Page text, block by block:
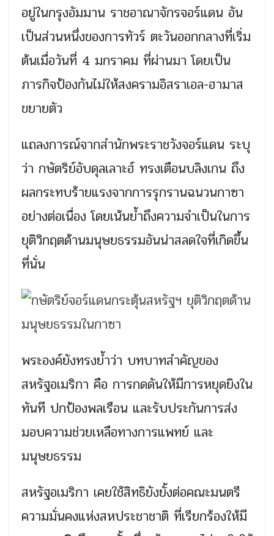
อยู่ในกรุงอัมมาน ราชอาณาจักรจอร์แดน อัน
เป็นส่วนหนึ่งของการทัวร์ ตะวันออกกลางที่เริ่ม
ต้นเมื่อวันที่ 4 มกราคม ที่ผ่านมา โดยเป็น
ภารกิจป้องกันไม่ให้สงครามอิสราเอล-ฮามาส
ขยายตัว
แถลงการณ์จากสำนักพระราชวังจอร์แดน ระบุ
ว่า กษัตริย์อับดุลเลาะฮ์ ทรงเตือนบลิงเกน ถึง
ผลกระทบร้ายแรงจากการรุกรานฉนวนกาซา
อย่างต่อเนื่อง โดยเน้นย้ำถึงความจำเป็นในการ
ยุติวิกฤตด้านมนุษยธรรมอันน่าสลดใจที่เกิดขึ้น
ที่นั่น
พระองค์ยังทรงย้ำว่า บทบาทสำคัญของ
สหรัฐอเมริกา คือ การกดดันให้มีการหยุดยิงใน
ทันที ปกป้องพลเรือน และรับประกันการส่ง
มอบความช่วยเหลือทางการแพทย์ และ
มนุษยธรรม
สหรัฐอเมริกา เคยใช้สิทธิยังยั้งต่อคณะมนตรี
ความมั่นคงแห่งสหประชาชาติ ที่เรียกร้องให้มี